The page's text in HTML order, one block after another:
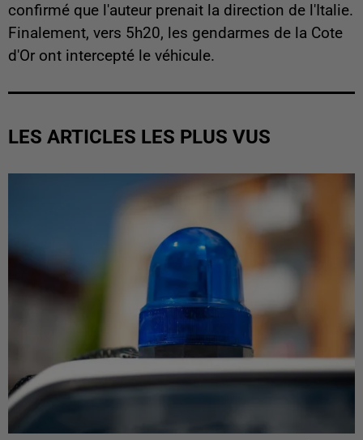
confirmé que l'auteur prenait la direction de l'Italie.
Finalement, vers 5h20, les gendarmes de la Cote
d'Or ont intercepté le véhicule.
LES ARTICLES LES PLUS VUS